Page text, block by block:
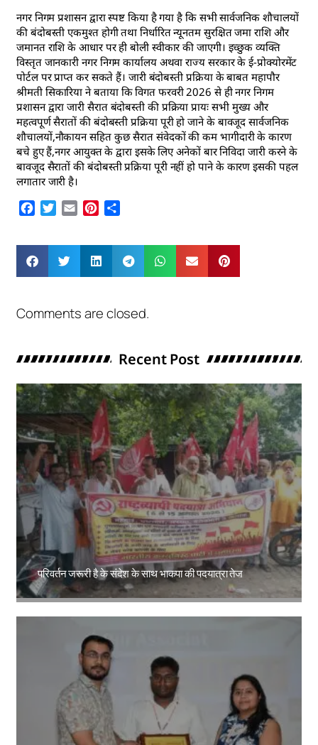
नगर निगम प्रशासन द्वारा स्पष्ट किया है गया है कि सभी सार्वजनिक शौचालयों
की बंदोबस्ती एकमुश्त होगी तथा निर्धारित न्यूनतम सुरक्षित जमा राशि और
जमानत राशि के आधार पर ही बोली स्वीकार की जाएगी। इच्छुक व्यक्ति
विस्तृत जानकारी नगर निगम कार्यालय अथवा राज्य सरकार के ई-प्रोक्योरमेंट
पोर्टल पर प्राप्त कर सकते हैं। जारी बंदोबस्ती प्रक्रिया के बाबत महापौर
श्रीमती सिकारिया ने बताया कि विगत फरवरी 2026 से ही नगर निगम
प्रशासन द्वारा जारी सैरात बंदोबस्ती की प्रक्रिया प्रायः सभी मुख्य और
महत्वपूर्ण सैरातों की बंदोबस्ती प्रक्रिया पूरी हो जाने के बावजूद सार्वजनिक
शौचालयों,नौकायन सहित कुछ सैरात संवेदकों की कम भागीदारी के कारण
बचे हुए हैं,नगर आयुक्त के द्वारा इसके लिए अनेकों बार निविदा जारी करने के
बावजूद सैरातों की बंदोबस्ती प्रक्रिया पूरी नहीं हो पाने के कारण इसकी पहल
लगातार जारी है।
Facebook
Twitter
Email Pinterest
Comments are closed.
Recent Post
परिवर्तन जरूरी है के संदेश के साथ भाकपा की पदयात्रा तेज
Amit Lekh